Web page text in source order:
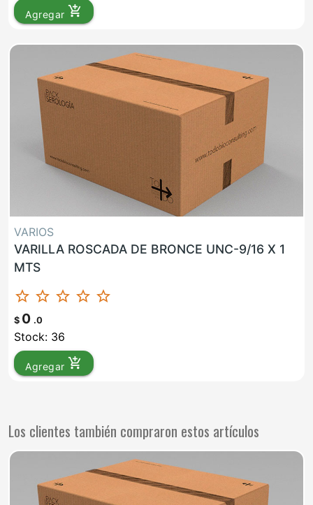
Agregar add_shopping_cart
VARIOS
VARILLA ROSCADA DE BRONCE UNC-9/16 X 1
MTS
star_border star_border star_border star_border star_border
$ 0 .0
Stock: 36
Agregar add_shopping_cart
Los clientes también compraron estos artículos